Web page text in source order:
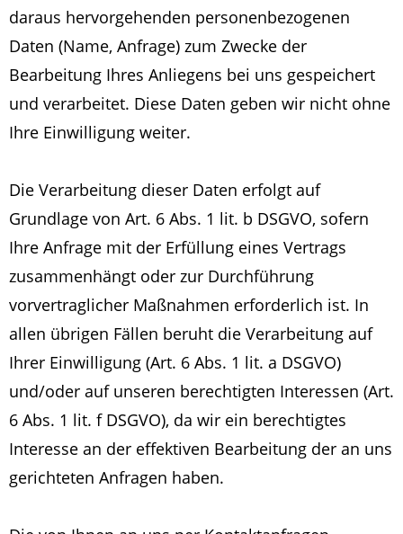
daraus hervorgehenden personenbezogenen
Daten (Name, Anfrage) zum Zwecke der
Bearbeitung Ihres Anliegens bei uns gespeichert
und verarbeitet. Diese Daten geben wir nicht ohne
Ihre Einwilligung weiter.
Die Verarbeitung dieser Daten erfolgt auf
Grundlage von Art. 6 Abs. 1 lit. b DSGVO, sofern
Ihre Anfrage mit der Erfüllung eines Vertrags
zusammenhängt oder zur Durchführung
vorvertraglicher Maßnahmen erforderlich ist. In
allen übrigen Fällen beruht die Verarbeitung auf
Ihrer Einwilligung (Art. 6 Abs. 1 lit. a DSGVO)
und/oder auf unseren berechtigten Interessen (Art.
6 Abs. 1 lit. f DSGVO), da wir ein berechtigtes
Interesse an der effektiven Bearbeitung der an uns
gerichteten Anfragen haben.